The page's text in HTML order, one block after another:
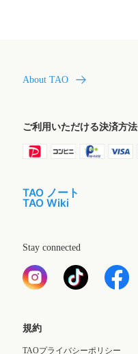
About TAO
ご利用いただける決済方法
TAO ノート
TAO Wiki
Stay connected
規約
TAOプライバシーポリシー